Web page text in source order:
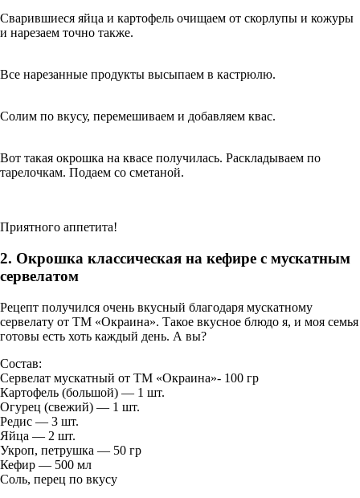
Сварившиеся яйца и картофель очищаем от скорлупы и кожуры
и нарезаем точно также.
Все нарезанные продукты высыпаем в кастрюлю.
Солим по вкусу, перемешиваем и добавляем квас.
Вот такая окрошка на квасе получилась. Раскладываем по
тарелочкам. Подаем со сметаной.
Приятного аппетита!
2. Окрошка классическая на кефире с мускатным
сервелатом
Рецепт получился очень вкусный благодаря мускатному
сервелату от ТМ «Окраина». Такое вкусное блюдо я, и моя семья
готовы есть хоть каждый день. А вы?
Состав:
Сервелат мускатный от ТМ «Окраина»- 100 гр
Картофель (большой) — 1 шт.
Огурец (свежий) — 1 шт.
Редис — 3 шт.
Яйца — 2 шт.
Укроп, петрушка — 50 гр
Кефир — 500 мл
Соль, перец по вкусу